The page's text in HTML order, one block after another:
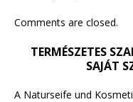
Comments are closed.
TERMÉSZETES
SAJÁT
A Naturseife und